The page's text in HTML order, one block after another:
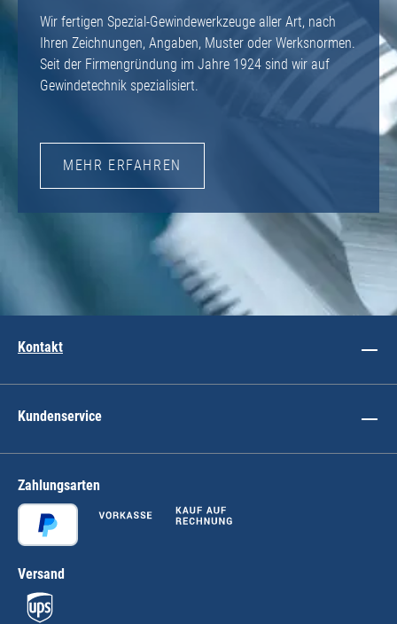
Wir fertigen Spezial-Gewindewerkzeuge aller Art, nach
Ihren Zeichnungen, Angaben, Muster oder Werksnormen.
Seit der Firmengründung im Jahre 1924 sind wir auf
Gewindetechnik spezialisiert.
MEHR ERFAHREN
Kontakt
Kundenservice
Zahlungsarten
Versand